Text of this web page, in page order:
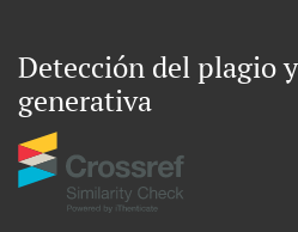
Detección del plagio
generativa